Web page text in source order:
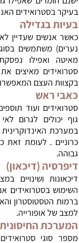
בעיקר בסטרואידים
בעיות בגדילה
כאשר אנשים שעדיין
נערים) משתמשים
מאיטה ואפילו
סטרואידים מאיצים
בקצוות העצם
כאבי ראש
סטרואידים ועוד
גוף יכולים לגרום
במערכת
כרוניים . לעומת זאת
גבוהה.
דיפרסיה (דיכאון)
דיכאונות ושינויים
השימוש בסטרואידים
ברמות הטסטוסטרון
למצב של אופורייה.
המערכת החיסונית
מספר סוגי